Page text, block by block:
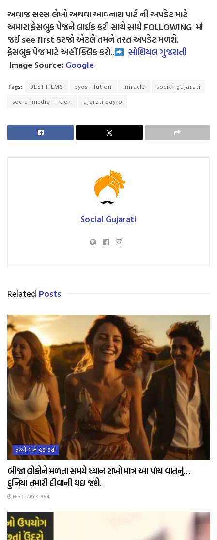
અવાજ સરસ લેખો અથવા આવનારા પાર્ટ ની અપડેટ માટે
અમારા ફેસબુક પેજને લાઈક કરી સાથે સાથે FOLLOWING માં
જઈ see first કરજો એટલે તમને તરત અપડેટ મળશે.
ફેસબુક પેજ માટે અહીં ક્લિક કરો..
સોશિયલ ગુજરાતી
Image Source:Google
Tags: BEST ITEMS eyes illution miracle
social gujarati
social media illition
ujarati dayro
Social Gujarati
Related Posts
તથ્યો અને હકીકતો
બીજા લોકોને મળતા સમયે ધ્યાન રાખો માત્ર આ પાંચ વાતનું…
દુનિયા તમારી દીવાની થઇ જશે.
FEBRUARY 3, 2024